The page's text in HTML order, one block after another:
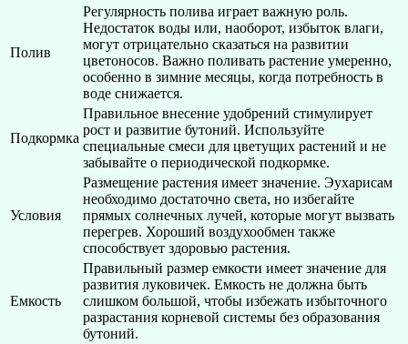
Полив
Регулярность полива играет важную роль.
Недостаток воды или, наоборот, избыток влаги,
могут отрицательно сказаться на развитии
цветоносов. Важно поливать растение умеренно,
особенно в зимние месяцы, когда потребность в
воде снижается.
Подкормка
Правильное внесение удобрений стимулирует
рост и развитие бутоний. Используйте
специальные смеси для цветущих растений и не
забывайте о периодической подкормке.
Условия
Размещение растения имеет значение. Эухарисам
необходимо достаточно света, но избегайте
прямых солнечных лучей, которые могут вызвать
перегрев. Хороший воздухообмен также
способствует здоровью растения.
Емкость
Правильный размер емкости имеет значение для
развития луковичек. Емкость не должна быть
слишком большой, чтобы избежать избыточного
разрастания корневой системы без образования
бутоний.